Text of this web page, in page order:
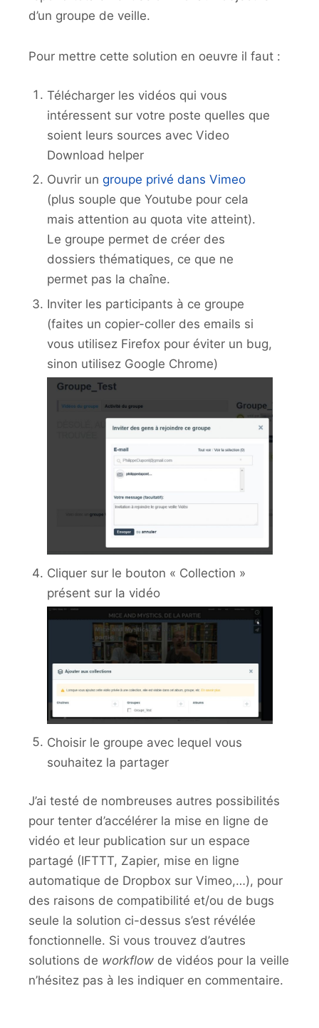
d’un groupe de veille.
Pour mettre cette solution en oeuvre il faut :
Télécharger les vidéos qui vous
intéressent sur votre poste quelles que
soient leurs sources avec Video
Download helper
Ouvrir un groupe privé dans Vimeo
(plus souple que Youtube pour cela
mais attention au quota vite atteint).
Le groupe permet de créer des
dossiers thématiques, ce que ne
permet pas la chaîne.
Inviter les participants à ce groupe
(faites un copier-coller des emails si
vous utilisez Firefox pour éviter un bug,
sinon utilisez Google Chrome)
Cliquer sur le bouton « Collection »
présent sur la vidéo
Choisir le groupe avec lequel vous
souhaitez la partager
J’ai testé de nombreuses autres possibilités
pour tenter d’accélérer la mise en ligne de
vidéo et leur publication sur un espace
partagé (IFTTT, Zapier, mise en ligne
automatique de Dropbox sur Vimeo,…), pour
des raisons de compatibilité et/ou de bugs
seule la solution ci-dessus s’est révélée
fonctionnelle. Si vous trouvez d’autres
solutions de workflow de vidéos pour la veille
n’hésitez pas à les indiquer en commentaire.